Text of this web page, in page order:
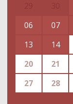
06
07
13
14
20
21
27
28